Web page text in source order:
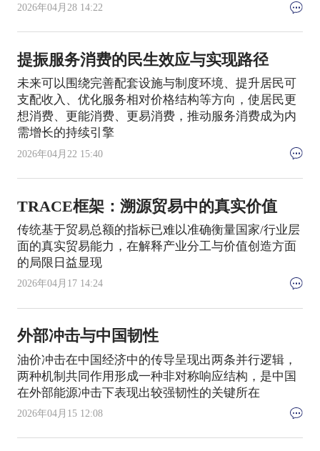
2026年04月28 14:22
提振服务消费的民生效应与实现路径
未来可以围绕完善配套设施与制度环境、提升居民可
支配收入、优化服务相对价格结构等方向，使居民更
想消费、更能消费、更易消费，推动服务消费成为内
需增长的持续引擎
2026年04月22 15:40
TRACE框架：溯源贸易中的真实价值
传统基于贸易总额的指标已难以准确衡量国家/行业层
面的真实贸易能力，在解释产业分工与价值创造方面
的局限日益显现
2026年04月17 14:24
外部冲击与中国韧性
油价冲击在中国经济中的传导呈现出两条并行逻辑，
两种机制共同作用形成一种非对称响应结构，是中国
在外部能源冲击下表现出较强韧性的关键所在
2026年04月15 12:08